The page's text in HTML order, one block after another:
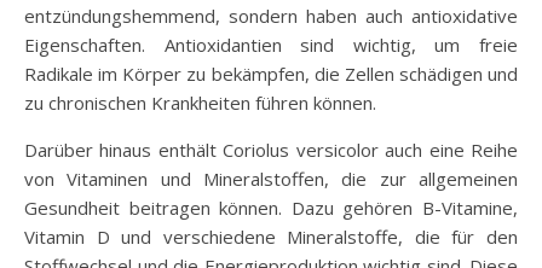
entzündungshemmend, sondern haben auch antioxidative
Eigenschaften. Antioxidantien sind wichtig, um freie
Radikale im Körper zu bekämpfen, die Zellen schädigen und
zu chronischen Krankheiten führen können.
Darüber hinaus enthält Coriolus versicolor auch eine Reihe
von Vitaminen und Mineralstoffen, die zur allgemeinen
Gesundheit beitragen können. Dazu gehören B-Vitamine,
Vitamin D und verschiedene Mineralstoffe, die für den